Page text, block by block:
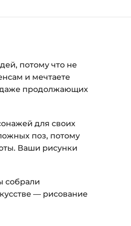
оплаты).
страница с
>>>
потому что не
и мечтаете
даже продолжающих
для своих
поз, потому
Ваши рисунки
собрали
— рисование